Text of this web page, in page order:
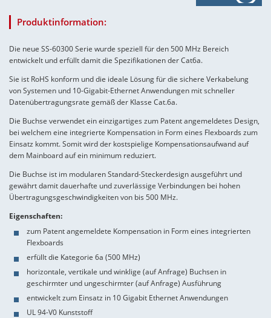
Produktinformation:
Die neue SS-60300 Serie wurde speziell für den 500 MHz Bereich
entwickelt und erfüllt damit die Spezifikationen der Cat6a.
Sie ist RoHS konform und die ideale Lösung für die sichere Verkabelung
von Systemen und 10-Gigabit-Ethernet Anwendungen mit schneller
Datenübertragungsrate gemäß der Klasse Cat.6a.
Die Buchse verwendet ein einzigartiges zum Patent angemeldetes Design,
bei welchem eine integrierte Kompensation in Form eines Flexboards zum
Einsatz kommt. Somit wird der kostspielige Kompensationsaufwand auf
dem Mainboard auf ein minimum reduziert.
Die Buchse ist im modularen Standard-Steckerdesign ausgeführt und
gewährt damit dauerhafte und zuverlässige Verbindungen bei hohen
Übertragungsgeschwindigkeiten von bis 500 MHz.
Eigenschaften:
zum Patent angemeldete Kompensation in Form eines integrierten
Flexboards
erfüllt die Kategorie 6a (500 MHz)
horizontale, vertikale und winklige (auf Anfrage) Buchsen in
geschirmter und ungeschirmter (auf Anfrage) Ausführung
entwickelt zum Einsatz in 10 Gigabit Ethernet Anwendungen
UL 94-V0 Kunststoff